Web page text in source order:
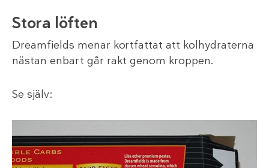
Stora löften
Dreamfields menar kortfattat att kolhydraterna
nästan enbart går rakt genom kroppen.
Se själv: